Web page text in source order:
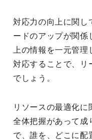
対応力の向上に関し
ードのアップが関係
上の情報を一元管
対応することで、リ
でしょう。
リソースの最適化
全体把握があって成
で、誰を、どこに配